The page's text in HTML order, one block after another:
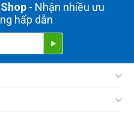
- Nhận nhiều ưu
hấp dẫn